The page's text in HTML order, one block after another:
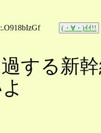
(・∀・)ｲｲ!!
過する新